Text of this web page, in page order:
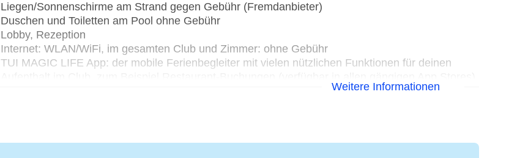
Liegen/Sonnenschirme am Strand gegen Gebühr (Fremdanbieter)
Duschen und Toiletten am Pool ohne Gebühr
Lobby, Rezeption
Internet: WLAN/WiFi, im gesamten Club und Zimmer: ohne Gebühr
TUI MAGIC LIFE App: der mobile Ferienbegleiter mit vielen nützlichen Funktionen für deinen
Weitere Informationen